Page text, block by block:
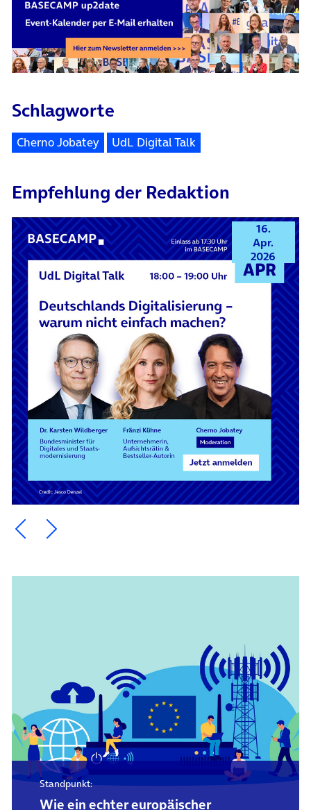
Schlagworte
Cherno Jobatey UdL Digital Talk
Empfehlung der Redaktion
16.
Apr.
2026
Ein Element zurück blättern
Ein Element weiter blättern
Standpunkt:
Wie ein echter europäischer